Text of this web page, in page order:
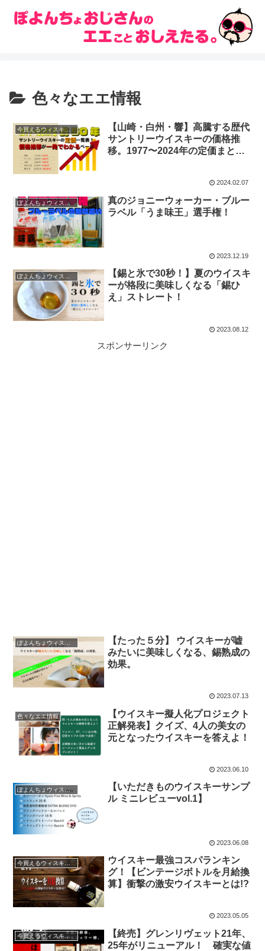
色々なエエ情報
今買えるウィスキー情報
【山崎・白州・響】高騰する歴代
サントリーウイスキーの価格推
移。1977〜2024年の定価まと
2024.02.07
ぽよんちょウィスキーレビュー
真のジョニーウォーカー・ブルー
ラベル「うま味王」選手権！
2023.12.19
【錫と氷で30秒！】夏のウイスキ
ーが格段に美味しくなる「錫ひ
え」ストレート！
2023.08.12
スポンサーリンク
ぽよんちょウィスキーレビュー
【たった５分】 ウイスキーが嘘
みたいに美味しくなる、錫熟成の
効果。
2023.07.13
色々なエエ情報
【ウイスキー擬人化プロジェクト
正解発表】クイズ、4人の美女の
元となったウイスキーを答えよ！
2023.06.10
ぽよんちょウィスキーレビュー
【いただきものウイスキーサンプ
ル ミニレビューvol.1】
2023.06.08
今買えるウィスキー情報
ウイスキー最強コスパランキン
グ！【ビンテージボトルを月給換
算】衝撃の激安ウイスキーとは!?
2023.05.05
今買えるウィスキー情報
【終売】グレンリヴェット21年、
25年がリニューアル！ 確実な値